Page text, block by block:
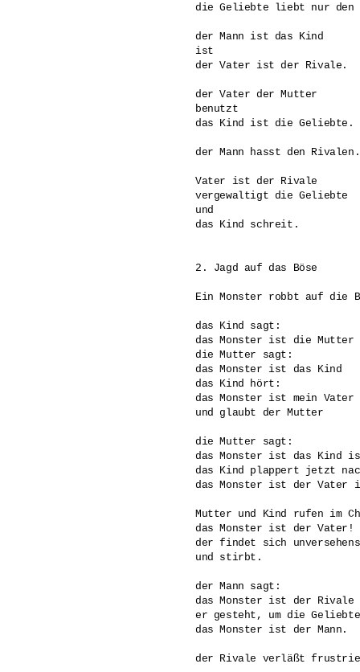
die Geliebte liebt nur den
der Mann ist das Kind
ist
der Vater ist der Rivale.
der Vater der Mutter
benutzt
das Kind ist die Geliebte.
der Mann hasst den Rivalen.
Vater ist der Rivale
vergewaltigt die Geliebte
und
das Kind schreit.
2. Jagd auf das Böse
Ein Monster robbt auf die
das Kind sagt:
das Monster ist die Mutter
die Mutter sagt:
das Monster ist das Kind
das Kind hört:
das Monster ist mein Vater
und glaubt der Mutter
die Mutter sagt:
das Monster ist das Kind
das Kind plappert jetzt
das Monster ist der
Mutter und Kind rufen im
das Monster ist der Vater!
der findet sich
und stirbt.
der Mann sagt:
das Monster ist der
er gesteht, um die
das Monster ist der Mann.
der Rivale verläßt